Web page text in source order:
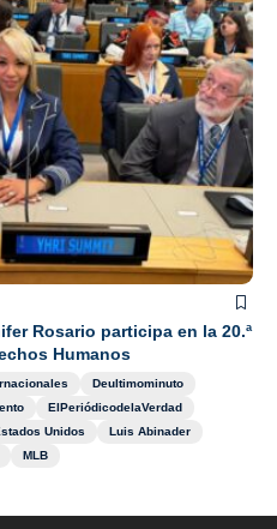
Rosario participa en la 20.ª
Humanos
Deultimominuto
ElPeriódicodelaVerdad
Unidos
Luis Abinader
MLB